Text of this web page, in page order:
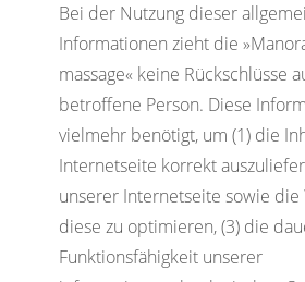
Bei der Nutzung dieser
Informationen zieht die
massage« keine Rückschlüsse
betroffene Person. Diese
vielmehr benötigt, um (1) die
Internetseite korrekt
unserer Internetseite sowie
diese zu optimieren, (3) die
Funktionsfähigkeit unserer